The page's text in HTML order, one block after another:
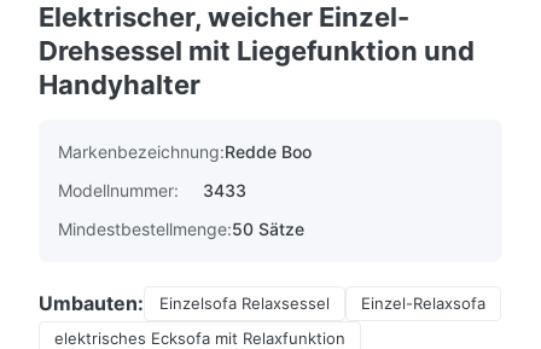
Elektrischer, weicher Einzel-
Drehsessel mit Liegefunktion und
Handyhalter
Markenbezeichnung:Redde Boo
Modellnummer:
3433
Mindestbestellmenge:50 Sätze
Umbauten: Einzelsofa Relaxsessel
Einzel-Relaxsofa
elektrisches Ecksofa mit Relaxfunktion